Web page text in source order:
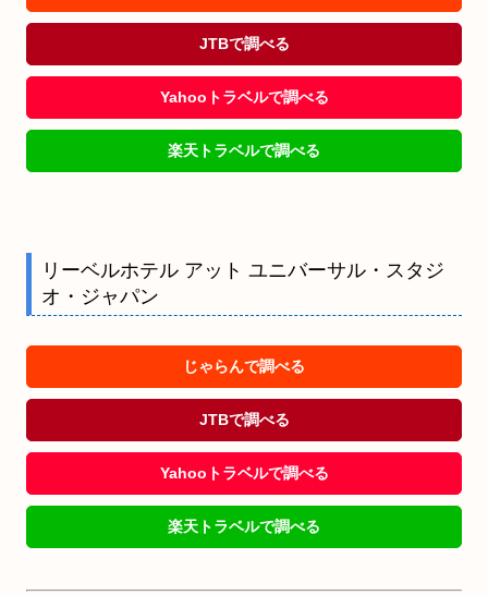
JTBで調べる
Yahooトラベルで調べる
楽天トラベルで調べる
リーベルホテル アット ユニバーサル・スタジ
オ・ジャパン
じゃらんで調べる
JTBで調べる
Yahooトラベルで調べる
楽天トラベルで調べる